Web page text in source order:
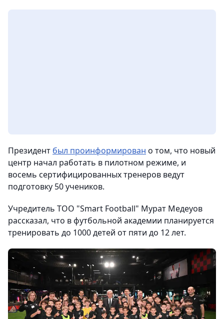
Президент был проинформирован о том, что новый
центр начал работать в пилотном режиме, и
восемь сертифицированных тренеров ведут
подготовку 50 учеников.
Учредитель ТОО "Smart Football" Мурат Медеуов
рассказал, что в футбольной академии планируется
тренировать до 1000 детей от пяти до 12 лет.